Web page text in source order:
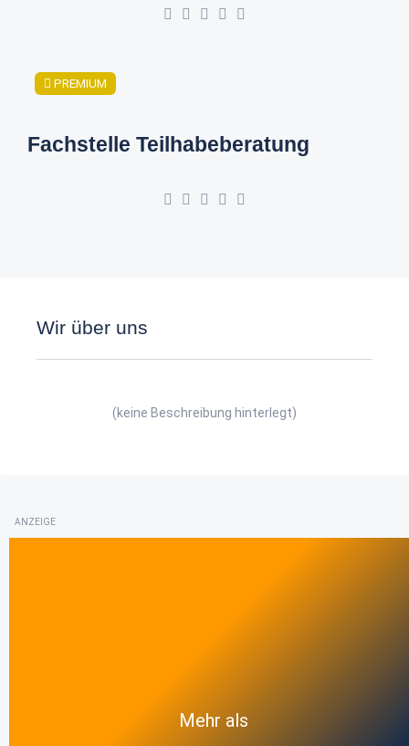
PREMIUM
Fachstelle Teilhabeberatung
Wir über uns
(keine Beschreibung hinterlegt)
ANZEIGE
Mehr als